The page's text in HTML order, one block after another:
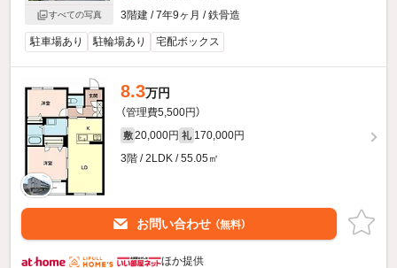
すべての写真
3階建 / 7年9ヶ月 / 鉄骨造
駐車場あり 駐輪場あり 宅配ボックス
8.3万円
（管理費5,500円）
敷 20,000円 礼 170,000円
3階 / 2LDK / 55.05㎡
お問い合わせ （無料）
ほか提供